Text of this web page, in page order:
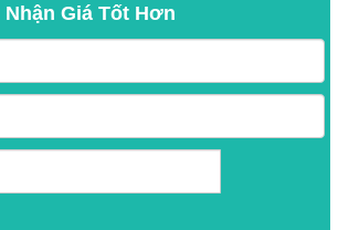
Nhận Giá Tốt Hơn